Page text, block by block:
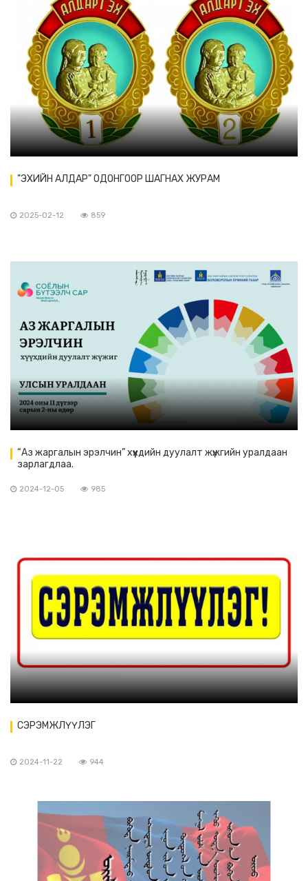
"ЭХИЙН АЛДАР" ОДОНГООР ШАГНАХ ЖУРАМ
2025-02-12 859
“Аз жаргалын эрэлчин” хүүхдийн дуулалт жүжгийн уралдаан
зарлагдлаа.
2024-12-05 985
СЭРЭМЖЛҮҮЛЭГ
2024-11-22 944